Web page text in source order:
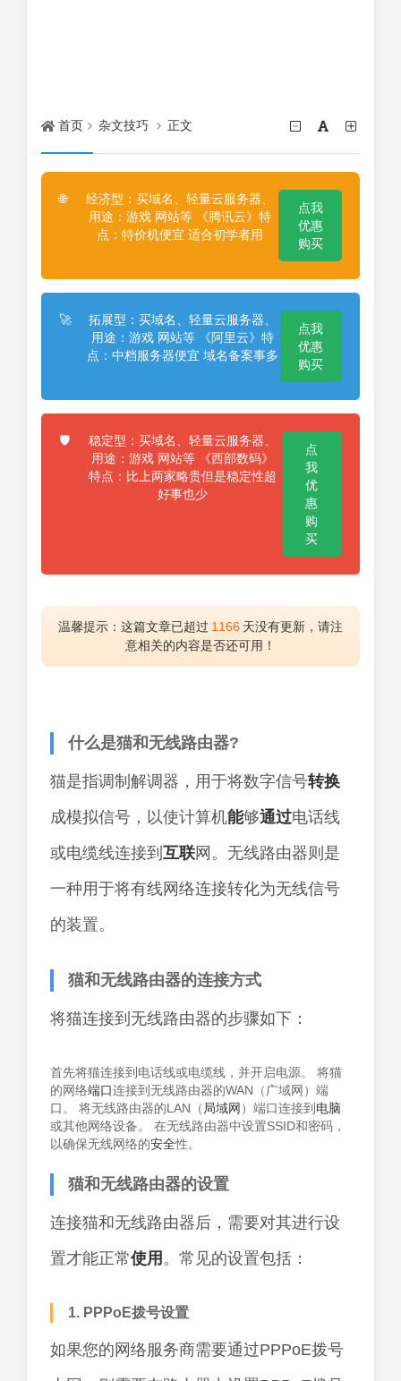
首页 杂文技巧 正文
🌐
经济型：买域名、轻量云服务器、
用途：游戏 网站等 《腾讯云》特
点：特价机便宜 适合初学者用
点我
优惠
购买
🚀
拓展型：买域名、轻量云服务器、
用途：游戏 网站等 《阿里云》特
点：中档服务器便宜 域名备案事多
点我
优惠
购买
🛡️
稳定型：买域名、轻量云服务器、
用途：游戏 网站等 《西部数码》
特点：比上两家略贵但是稳定性超
好事也少
点
我
优
惠
购
买
温馨提示：这篇文章已超过 1166 天没有更新，请注
意相关的内容是否还可用！
什么是猫和无线路由器?
猫是指调制解调器，用于将数字信号转换
成模拟信号，以使计算机能够通过电话线
或电缆线连接到 互联网。无线路由器则是
一种用于将有线网络连接转化为无线信号
的装置。
猫和无线路由器的连接方式
将猫连接到无线路由器的步骤如下：
首先将猫连接到电话线或电缆线，并开启电源。 将猫
的网络端口连接到无线路由器的WAN（广域网）端
口。 将无线路由器的LAN（局域网 ）端口连接到 电脑
或其他网络设备。 在无线路由器中设置SSID和密码，
以确保无线网络的安全性。
猫和无线路由器的设置
连接猫和无线路由器后，需要对其进行设
置才能正常使用 。常见的设置包括：
1. PPPoE拨号设置
如果您的网络服务商需要通过PPPoE拨号